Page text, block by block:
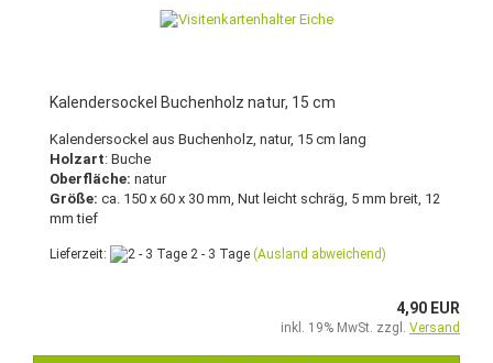
Kalendersockel Buchenholz natur, 15 cm
Kalendersockel aus Buchenholz, natur, 15 cm lang
Holzart: Buche
Oberfläche: natur
Größe: ca. 150 x 60 x 30 mm, Nut leicht schräg, 5 mm breit, 12
mm tief
Lieferzeit: 2 - 3 Tage (Ausland abweichend)
4,90 EUR
inkl. 19% MwSt. zzgl. Versand